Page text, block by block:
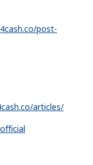
post-
articles/